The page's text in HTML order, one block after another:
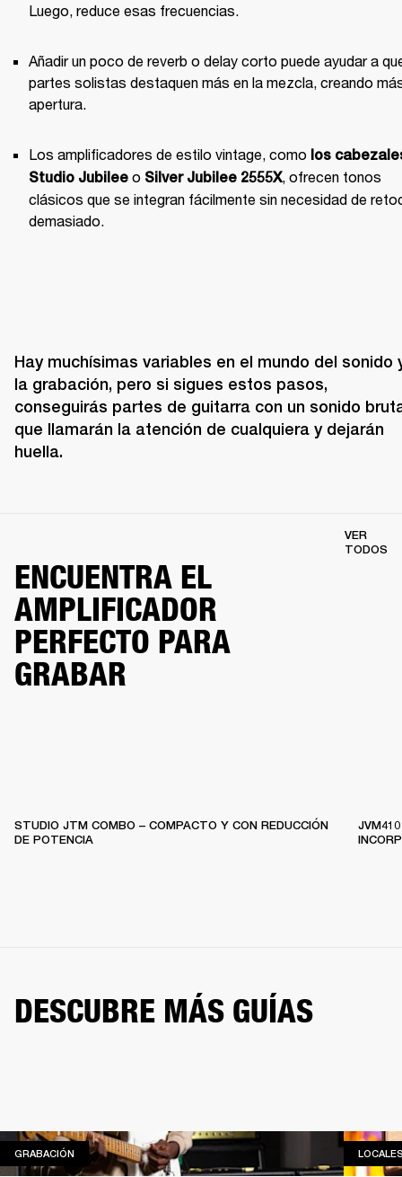
Luego, reduce esas frecuencias.
Añadir un poco de reverb o delay corto puede ayudar a
partes solistas destaquen más en la mezcla, creando
apertura.
Los amplificadores de estilo vintage, como los
Studio Jubilee o Silver Jubilee 2555X, ofrecen tonos
clásicos que se integran fácilmente sin necesidad de
demasiado.
Hay muchísimas variables en el mundo del sonido
la grabación, pero si sigues estos pasos,
conseguirás partes de guitarra con un sonido
que llamarán la atención de cualquiera y dejarán
huella.
ENCUENTRA EL
AMPLIFICADOR
PERFECTO PARA
GRABAR
VER
TODOS
STUDIO JTM COMBO – COMPACTO Y CON REDUCCIÓN
DE POTENCIA
DESCUBRE MÁS GUÍAS
GRABACIÓN GRABACIÓN